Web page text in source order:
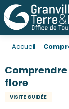
Accueil
flore
VISITE GUIDÉE